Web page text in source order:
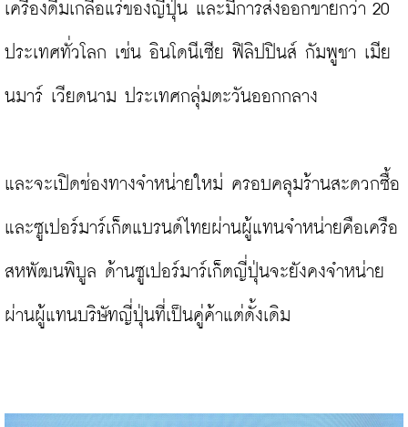
เครื่องดื่มเกลือแร่ของญี่ปุ่น และมีการส่งออกขายกว่า 20
ประเทศทั่วโลก เช่น อินโดนีเซีย ฟิลิปปินส์ กัมพูชา เมีย
นมาร์ เวียดนาม ประเทศกลุ่มตะวันออกกลาง
และจะเปิดช่องทางจำหน่ายใหม่ ครอบคลุมร้านสะดวกซื้อ
และซูเปอร์มาร์เก็ตแบรนด์ไทยผ่านผู้แทนจำหน่ายคือเครือ
สหพัฒนพิบูล ด้านซูเปอร์มาร์เก็ตญี่ปุ่นจะยังคงจำหน่าย
ผ่านผู้แทนบริษัทญี่ปุ่นที่เป็นคู่ค้าแต่ดั้งเดิม